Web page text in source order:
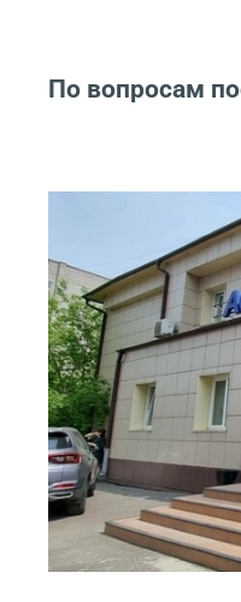
По вопросам